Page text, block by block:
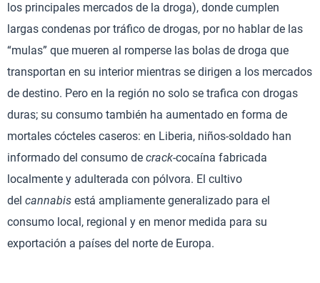
los principales mercados de la droga), donde cumplen
largas condenas por tráfico de drogas, por no hablar de las
“mulas” que mueren al romperse las bolas de droga que
transportan en su interior mientras se dirigen a los mercados
de destino. Pero en la región no solo se trafica con drogas
duras; su consumo también ha aumentado en forma de
mortales cócteles caseros: en Liberia, niños-soldado han
informado del consumo de crack-cocaína fabricada
localmente y adulterada con pólvora. El cultivo
del cannabis está ampliamente generalizado para el
consumo local, regional y en menor medida para su
exportación a países del norte de Europa.